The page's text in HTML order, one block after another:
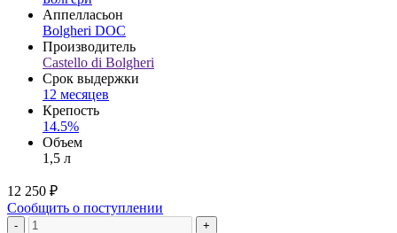
Аппелласьон
Bolgheri DOC
Производитель
Castello di Bolgheri
Срок выдержки
12 месяцев
Крепость
14.5%
Объем
1,5 л
12 250 ₽
Сообщить о поступлении
- +